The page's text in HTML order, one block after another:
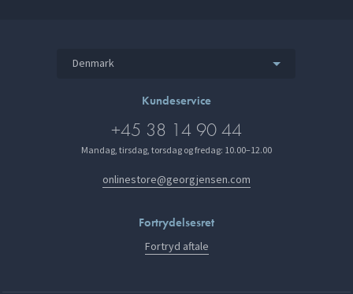
Denmark
Kundeservice
+45 38 14 90 44
Mandag, tirsdag, torsdag og fredag: 10.00–12.00
onlinestore@georgjensen.com
Fortrydelsesret
Fortryd aftale